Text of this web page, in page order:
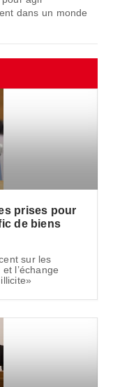
dans un monde
prises pour
de biens
sur les
l’échange